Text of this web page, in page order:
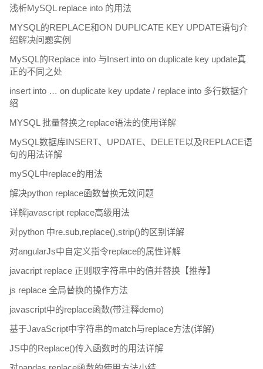
浅析MySQL replace into 的用法
MYSQL的REPLACE和ON DUPLICATE KEY UPDATE语句介
绍解决问题实例
MySQL的Replace into 与Insert into on duplicate key update真
正的不同之处
insert into … on duplicate key update / replace into 多行数据介
绍
MYSQL 批量替换之replace语法的使用详解
MySQL数据库INSERT、UPDATE、DELETE以及REPLACE语
句的用法详解
mySQL中replace的用法
解决python replace函数替换无效问题
详解javascript replace高级用法
对python 中re.sub,replace(),strip()的区别详解
对angularJs中自定义指令replace的属性详解
javacript replace 正则取字符串中的值并替换【推荐】
js replace 全局替换的操作方法
javascript中的replace函数(带注释demo)
基于JavaScript中字符串的match与replace方法(详解)
JS中的Replace()传入函数时的用法详解